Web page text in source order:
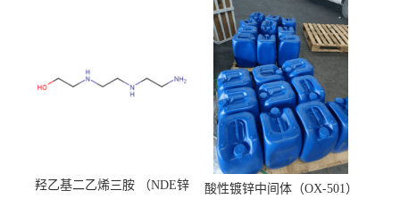
羟乙基二乙烯三胺 （NDE锌
酸性镀锌中间体（OX-501）